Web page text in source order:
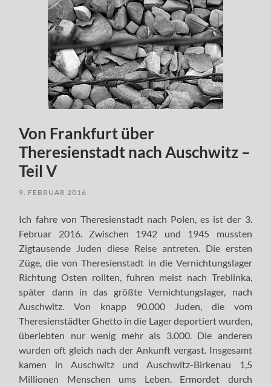
Von Frankfurt über
Theresienstadt nach Auschwitz –
Teil V
9. FEBRUAR 2016
Ich fahre von Theresienstadt nach Polen, es ist der 3.
Februar 2016. Zwischen 1942 und 1945 mussten
Zigtausende Juden diese Reise antreten. Die ersten
Züge, die von Theresienstadt in die Vernichtungslager
Richtung Osten rollten, fuhren meist nach Treblinka,
später dann in das größte Vernichtungslager, nach
Auschwitz. Von knapp 90.000 Juden, die vom
Theresienstädter Ghetto in die Lager deportiert wurden,
überlebten nur wenig mehr als 3.000. Die anderen
wurden oft gleich nach der Ankunft vergast. Insgesamt
kamen in Auschwitz und Auschwitz-Birkenau 1,5
Millionen Menschen ums Leben. Ermordet durch